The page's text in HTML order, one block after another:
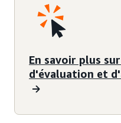
En savoir plus
d'évaluation et